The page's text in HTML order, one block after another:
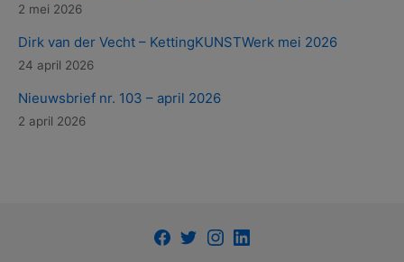
2 mei 2026
Dirk van der Vecht – KettingKUNSTWerk mei 2026
24 april 2026
Nieuwsbrief nr. 103 – april 2026
2 april 2026
Facebook
TwitterInstagram
LinkedIn